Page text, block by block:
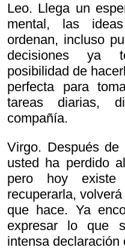
Leo. Llega un
mental, las
ordenan, incluso
decisiones ya
posibilidad de
perfecta para
tareas diarias,
compañía.
Virgo. Después de
usted ha perdido
pero hoy existe
recuperarla,
que hace. Ya
expresar lo que
intensa declaración